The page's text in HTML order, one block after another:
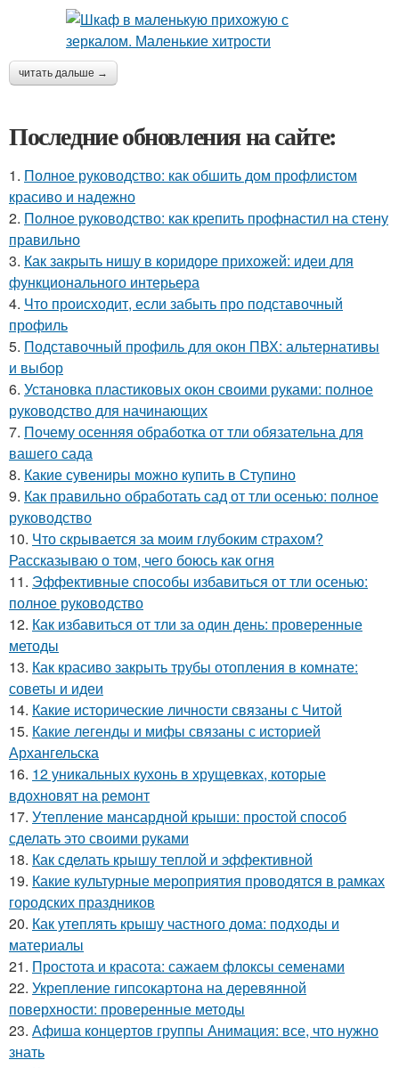
читать дальше →
Последние обновления на сайте:
1. Полное руководство: как обшить дом профлистом
красиво и надежно
2. Полное руководство: как крепить профнастил на стену
правильно
3. Как закрыть нишу в коридоре прихожей: идеи для
функционального интерьера
4. Что происходит, если забыть про подставочный
профиль
5. Подставочный профиль для окон ПВХ: альтернативы
и выбор
6. Установка пластиковых окон своими руками: полное
руководство для начинающих
7. Почему осенняя обработка от тли обязательна для
вашего сада
8. Какие сувениры можно купить в Ступино
9. Как правильно обработать сад от тли осенью: полное
руководство
10. Что скрывается за моим глубоким страхом?
Рассказываю о том, чего боюсь как огня
11. Эффективные способы избавиться от тли осенью:
полное руководство
12. Как избавиться от тли за один день: проверенные
методы
13. Как красиво закрыть трубы отопления в комнате:
советы и идеи
14. Какие исторические личности связаны с Читой
15. Какие легенды и мифы связаны с историей
Архангельска
16. 12 уникальных кухонь в хрущевках, которые
вдохновят на ремонт
17. Утепление мансардной крыши: простой способ
сделать это своими руками
18. Как сделать крышу теплой и эффективной
19. Какие культурные мероприятия проводятся в рамках
городских праздников
20. Как утеплять крышу частного дома: подходы и
материалы
21. Простота и красота: сажаем флоксы семенами
22. Укрепление гипсокартона на деревянной
поверхности: проверенные методы
23. Афиша концертов группы Анимация: все, что нужно
знать